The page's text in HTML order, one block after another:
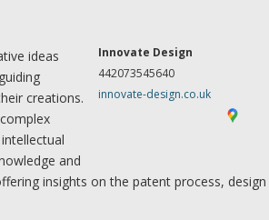
Innovate Design
442073545640
innovate-design.co.uk
ideas
creations.
and
insights on the patent process,